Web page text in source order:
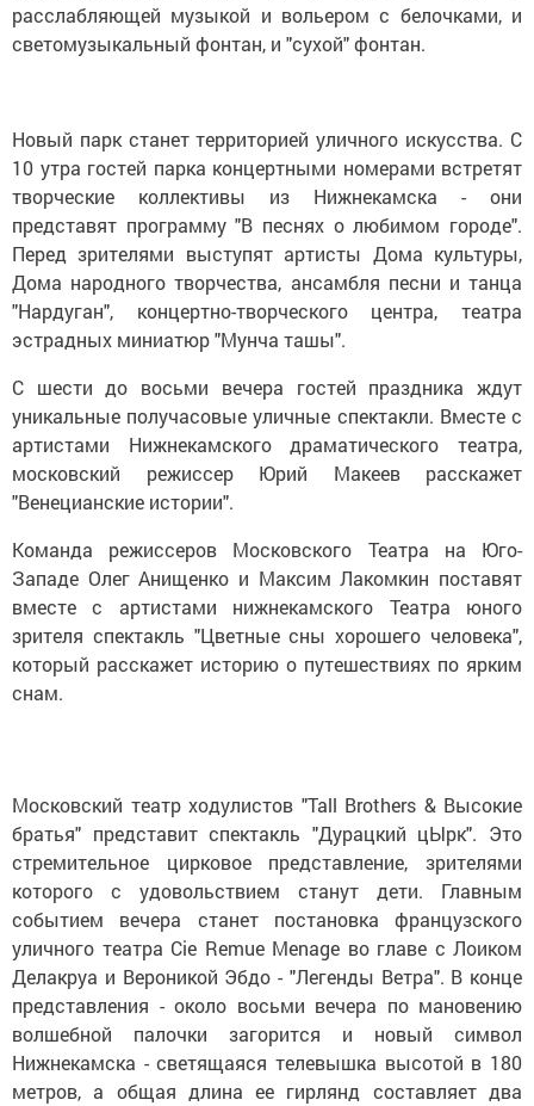
расслабляющей музыкой и вольером с белочками, и
светомузыкальный фонтан, и "сухой" фонтан.
Новый парк станет территорией уличного искусства. С
10 утра гостей парка концертными номерами встретят
творческие коллективы из Нижнекамска - они
представят программу "В песнях о любимом городе".
Перед зрителями выступят артисты Дома культуры,
Дома народного творчества, ансамбля песни и танца
"Нардуган", концертно-творческого центра, театра
эстрадных миниатюр "Мунча ташы".
С шести до восьми вечера гостей праздника ждут
уникальные получасовые уличные спектакли. Вместе с
артистами Нижнекамского драматического театра,
московский режиссер Юрий Макеев расскажет
"Венецианские истории".
Команда режиссеров Московского Театра на Юго-
Западе Олег Анищенко и Максим Лакомкин поставят
вместе с артистами нижнекамского Театра юного
зрителя спектакль "Цветные сны хорошего человека",
который расскажет историю о путешествиях по ярким
снам.
Московский театр ходулистов "Tall Brothers & Высокие
братья" представит спектакль "Дурацкий цЫрк". Это
стремительное цирковое представление, зрителями
которого с удовольствием станут дети. Главным
событием вечера станет постановка французского
уличного театра Cie Remue Menage во главе с Лоиком
Делакруа и Вероникой Эбдо - "Легенды Ветра". В конце
представления - около восьми вечера по мановению
волшебной палочки загорится и новый символ
Нижнекамска - светящаяся телевышка высотой в 180
метров, а общая длина ее гирлянд составляет два